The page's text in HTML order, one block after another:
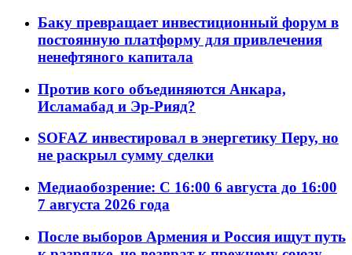
Баку превращает инвестиционный форум в
постоянную платформу для привлечения
ненефтяного капитала
Против кого объединяются Анкара,
Исламабад и Эр-Рияд?
SOFAZ инвестировал в энергетику Перу, но
не раскрыл сумму сделки
Медиаобозрение: С 16:00 6 августа до 16:00
7 августа 2026 года
После выборов Армения и Россия ищут путь